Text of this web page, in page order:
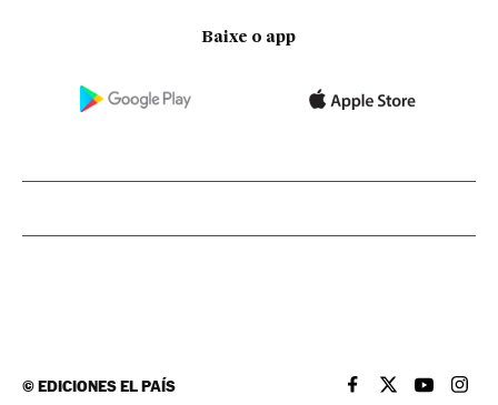
Baixe o app
©EDICIONES EL PAÍS EL PAÍS BRASIL EN
EL PAÍSEL PAÍS
EL